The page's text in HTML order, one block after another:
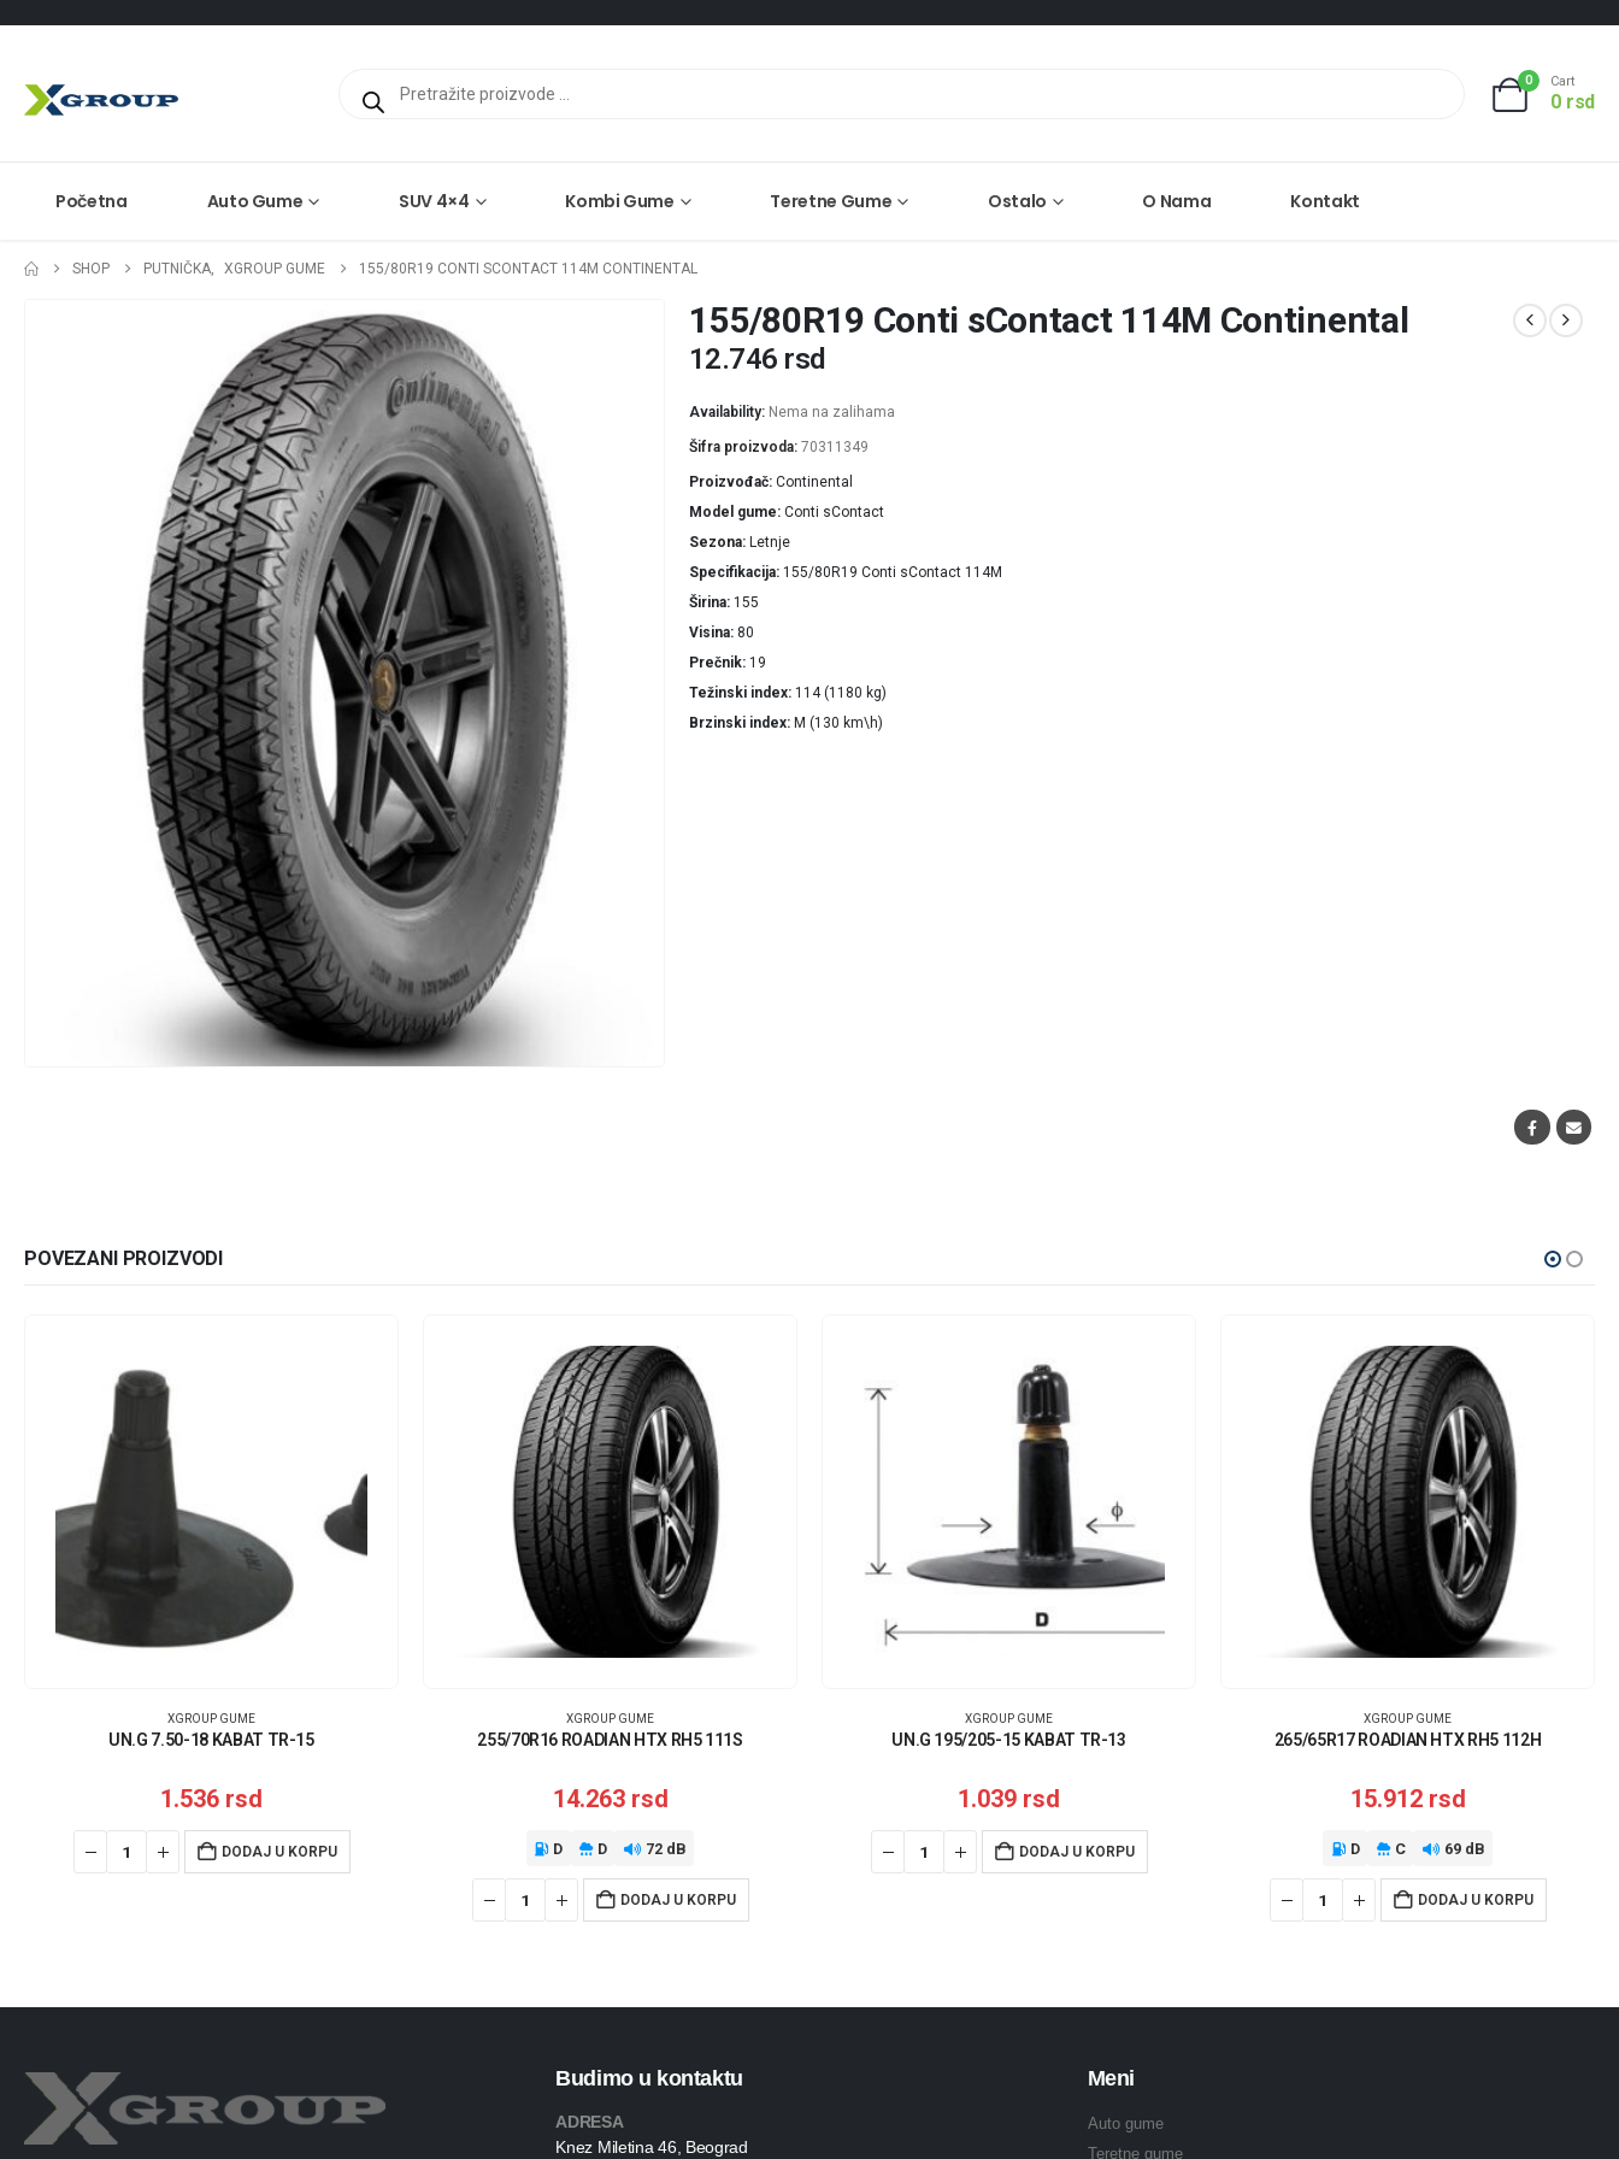
search
0 Cart
0 rsd
Početna Auto Gume SUV 4×4 Kombi Gume Teretne Gume Ostalo O Nama Kontakt
SHOP PUTNIČKA, XGROUP GUME 155/80R19 CONTI SCONTACT 114M CONTINENTAL
155/80R19 Conti sContact 114M Continental
12.746 rsd
Availability: Nema na zalihama
Šifra proizvoda: 70311349
Proizvođač Continental
Model gume Conti sContact
Sezona Letnje
Specifikacija 155/80R19 Conti sContact 114M
Širina 155
Visina 80
Prečnik 19
Težinski index 114 (1180 kg)
Brzinski index M (130 km\h)
POVEZANI PROIZVODI
XGROUP GUME
UN.G 7.50-18 KABAT TR-15
1.536 rsd
DODAJ U KORPU
XGROUP GUME
255/70R16 ROADIAN HTX RH5 111S
14.263 rsd
D D 72 dB
DODAJ U KORPU
XGROUP GUME
UN.G 195/205-15 KABAT TR-13
1.039 rsd
DODAJ U KORPU
XGROUP GUME
265/65R17 ROADIAN HTX RH5 112H
15.912 rsd
D C 69 dB
DODAJ U KORPU
Budimo u kontaktu
ADRESA
Knez Miletina 46, Beograd
Meni
Auto gume
Teretne gume